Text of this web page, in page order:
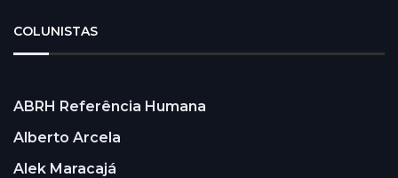
COLUNISTAS
ABRH Referência Humana
Alberto Arcela
Alek Maracajá